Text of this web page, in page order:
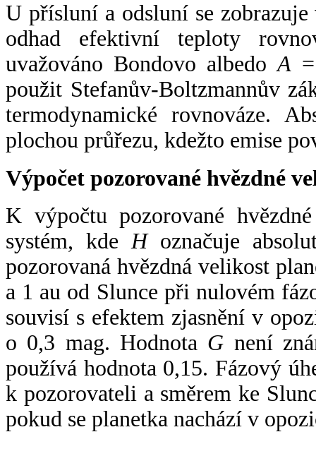
U přísluní a odsluní se
odhad efektivní teploty
uvažováno Bondovo albedoA
použit Stefanův-Boltzmannův
termodynamické rovnováze.
plochou průřezu, kdežto emise
Výpočet pozorované hvězdné
K výpočtu pozorované
systém, kde Hoznačuje
pozorovaná hvězdná velikost
a 1 au od Slunce při nulovém
souvisí s efektem zjasnění v
o 0,3 mag. Hodnota G není
používá hodnota 0,15. Fázový
k pozorovateli a směrem ke
pokud se planetka nachází v